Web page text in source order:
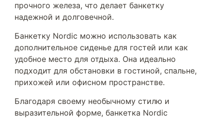
прочного железа, что делает банкетку
надежной и долговечной.
Банкетку Nordic можно использовать как
дополнительное сиденье для гостей или как
удобное место для отдыха. Она идеально
подходит для обстановки в гостиной, спальне,
прихожей или офисном пространстве.
Благодаря своему необычному стилю и
выразительной форме, банкетка Nordic